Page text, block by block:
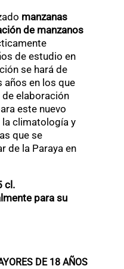
manzanas
de manzanos
de estudio en
se hará de
años en los que
elaboración
este nuevo
la climatología y
que se
de la Paraya en
cl.
para su
DE 18 AÑOS